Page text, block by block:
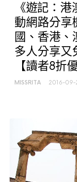
《遊記：
動網路分享
國、香港、
多人分享又
【讀者8折
MISSRITA 2016-09-